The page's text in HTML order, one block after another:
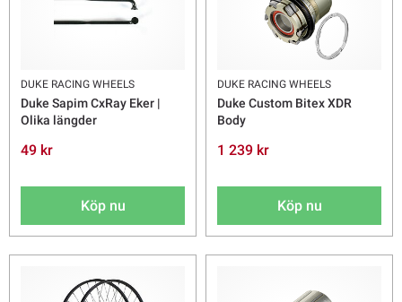
DUKE RACING WHEELS
Duke Sapim CxRay Eker |
Olika längder
49 kr
Köp nu
DUKE RACING WHEELS
Duke Custom Bitex XDR
Body
1 239 kr
Köp nu